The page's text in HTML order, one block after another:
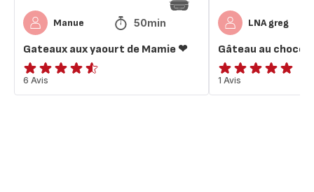
Manue 50min
Gateaux aux yaourt de Mamie ❤
ratings.4.5
6 Avis
LNA greg
Gâteau au
Avis
5
1 Avis